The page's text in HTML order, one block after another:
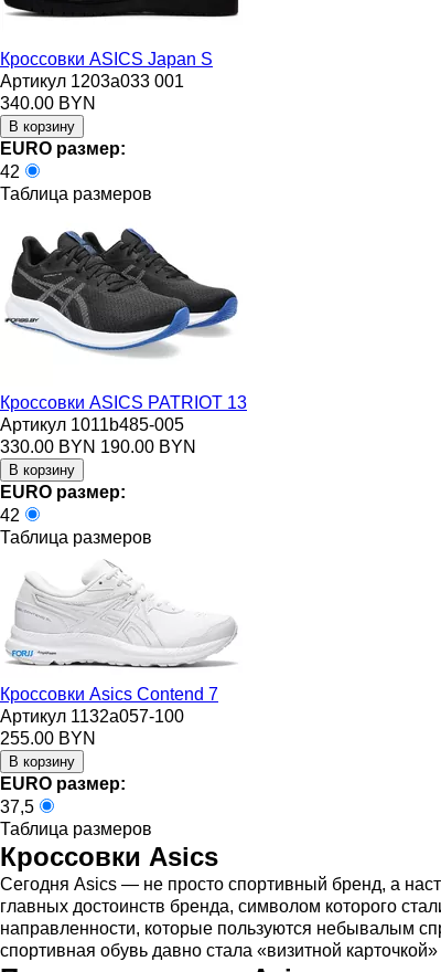
Кроссовки ASICS Japan S
Артикул 1203a033 001
340.00 BYN
EURO размер:
42
Таблица размеров
Кроссовки ASICS PATRIOT 13
Артикул 1011b485-005
330.00 BYN 190.00 BYN
EURO размер:
42
Таблица размеров
Кроссовки Asics Contend 7
Артикул 1132a057-100
255.00 BYN
EURO размер:
37,5
Таблица размеров
Кроссовки Asics
Сегодня Asics — не просто спортивный бренд, а
главных достоинств бренда, символом которого
направленности, которые пользуются небывалым
спортивная обувь давно стала «визитной